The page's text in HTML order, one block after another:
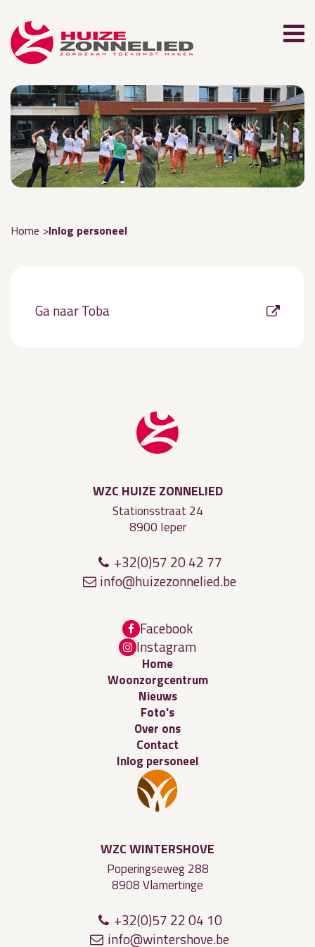
Home Inlog personeel
Ga naar Toba
WZC HUIZE ZONNELIED
Stationsstraat 24
8900 Ieper
+32(0)57 20 42 77
info@huizezonnelied.be
Facebook
Instagram
Home
Woonzorgcentrum
Nieuws
Foto's
Over ons
Contact
Inlog personeel
WZC WINTERSHOVE
Poperingseweg 288
8908 Vlamertinge
+32(0)57 22 04 10
info@wintershove.be